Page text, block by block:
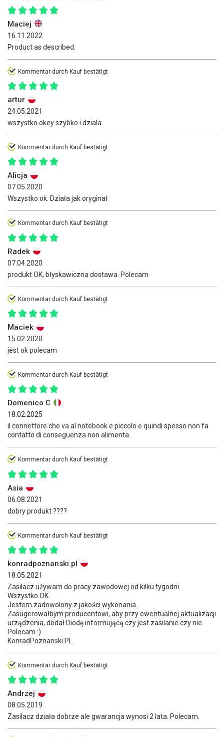
Maciej
16.11.2022
Product as described.
Kommentar durch Kauf bestätigt
artur
24.05.2021
wszystko okey szybko i dziala
Kommentar durch Kauf bestätigt
Alicja
07.05.2020
Wszystko ok. Działa jak oryginał
Kommentar durch Kauf bestätigt
Radek
07.04.2020
produkt OK, błyskawiczna dostawa. Polecam
Kommentar durch Kauf bestätigt
Maciek
15.02.2020
jest ok polecam
Kommentar durch Kauf bestätigt
Domenico C
18.02.2025
il connettore che va al notebook e piccolo e quindi spesso non fa
contatto di conseguenza non alimenta.
Kommentar durch Kauf bestätigt
Asia
06.08.2021
dobry produkt ????
Kommentar durch Kauf bestätigt
konradpoznanski.pl
18.05.2021
Zasilacz używam do pracy zawodowej od kilku tygodni.
Wszystko OK.
Jestem zadowolony z jakości wykonania.
Zasugerowałbym producentowi, aby przy ewentualnej aktualizacji
urządzenia, dodał Diodę informującą czy jest zasilanie czy nie.
Polecam :)
KonradPoznanski.PL
Kommentar durch Kauf bestätigt
Andrzej
08.05.2019
Zasilacz działa dobrze ale gwarancja wynosi 2 lata. Polecam.